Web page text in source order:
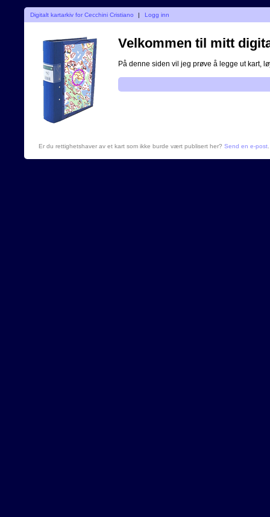
Digitalt kartarkiv for Cecchini Cristiano | Logg inn
Velkommen til mitt
På denne siden vil jeg prøve å legge ut kart,
Er du rettighetshaver av et kart som ikke burde vært publisert her? Send en e-post